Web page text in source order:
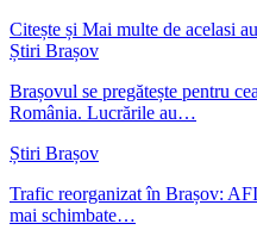
Citește și Mai multe de acelasi
Știri Brașov
Brașovul se pregătește pentru
România. Lucrările au…
Știri Brașov
Trafic reorganizat în Brașov:
mai schimbate…